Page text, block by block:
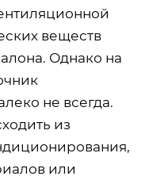
веществ
Однако на
не всегда.
из
или